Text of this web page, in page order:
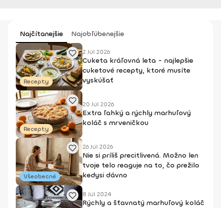
Najčítanejšie Najobľúbenejšie
Recepty
2 Júl 2026
Cuketa kráľovná leta - najlepšie
cuketové recepty, ktoré musíte
vyskúšať
Recepty
20 Júl 2026
Extra ľahký a rýchly marhuľový
koláč s mrveničkou
Všeobecné
26 Júl 2026
Nie si príliš precitlivená. Možno len
tvoje telo reaguje na to, čo prežilo
kedysi dávno
8 Júl 2024
Rýchly a šťavnatý marhuľový koláč